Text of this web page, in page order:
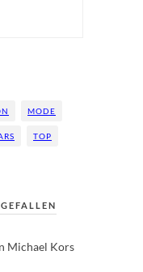
MODE
TOP
Michael Kors